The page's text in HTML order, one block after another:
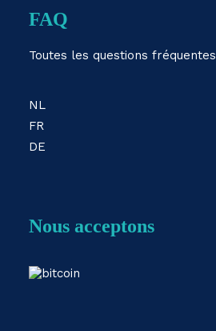
FAQ
Toutes les questions fréquentes
NL
FR
DE
Nous acceptons